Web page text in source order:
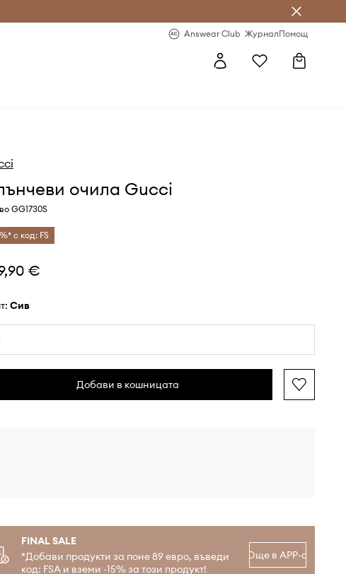
Answear Club ЖурналПомощ
очила Gucci
GG1730S
с код: FS
€
сив
Добави в кошницата
FINAL SALE
*Добави продукти за поне 89 евро, въведи
код: FSA и вземи -15% за този продукт!
Още в APP-а